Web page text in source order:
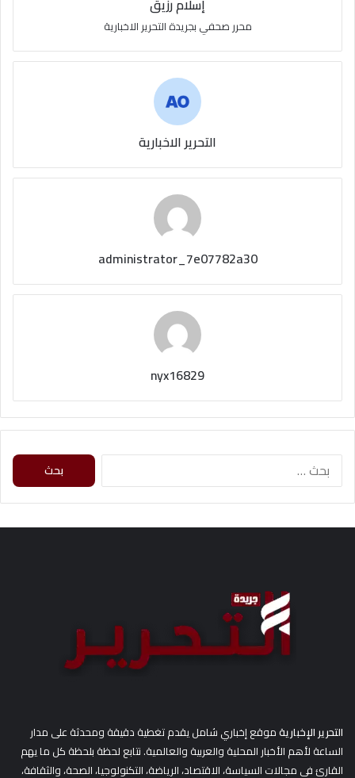
محرر صحفي بجريدة التحرير الاخبارية
التحرير الاخبارية
administrator_7e07782a30
nyx16829
ث
التحرير الإخباريةموقع إخباري شامل يقدم تغطية دقيقة ومحدثة على مدار
الساعة لأهم الأخبار المحلية والعربية والعالمية. نتابع لحظة بلحظة كل ما يهم
القارئ في مجالات السياسة، الاقتصاد، الرياضة، التكنولوجيا، الصحة، والثقافة،